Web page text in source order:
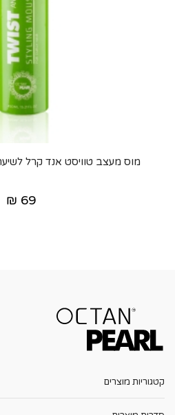
מוס מעצב טוויסט אנד קרל
₪ 69
קטגוריות מוצרים